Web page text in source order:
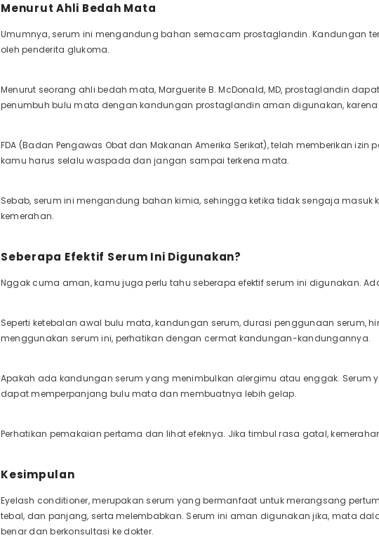
Menurut Ahli Bedah Mata
Umumnya, serum ini mengandung bahan semacam prostaglandin. Kandungan
oleh penderita glukoma.
Menurut seorang ahli bedah mata, Marguerite B. McDonald, MD, prostaglandin
penumbuh bulu mata dengan kandungan prostaglandin aman digunakan,
FDA (Badan Pengawas Obat dan Makanan Amerika Serikat), telah memberikan
kamu harus selalu waspada dan jangan sampai terkena mata.
Sebab, serum ini mengandung bahan kimia, sehingga ketika tidak sengaja
kemerahan.
Seberapa Efektif Serum Ini Digunakan?
Nggak cuma aman, kamu juga perlu tahu seberapa efektif serum ini digunakan.
Seperti ketebalan awal bulu mata, kandungan serum, durasi penggunaan serum,
menggunakan serum ini, perhatikan dengan cermat kandungan-kandungannya.
Apakah ada kandungan serum yang menimbulkan alergimu atau enggak.
dapat memperpanjang bulu mata dan membuatnya lebih gelap.
Perhatikan pemakaian pertama dan lihat efeknya. Jika timbul rasa gatal,
Kesimpulan
Eyelash conditioner, merupakan serum yang bermanfaat untuk merangsang
tebal, dan panjang, serta melembabkan. Serum ini aman digunakan jika, mata
benar dan berkonsultasi ke dokter.